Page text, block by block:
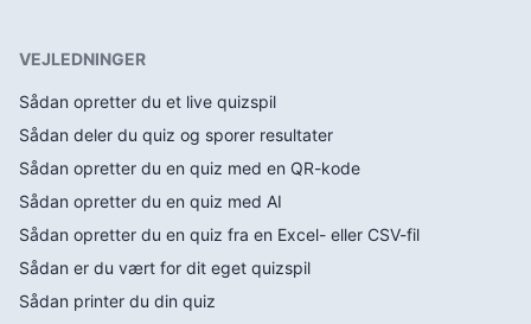
VEJLEDNINGER
Sådan opretter du et live quizspil
Sådan deler du quiz og sporer resultater
Sådan opretter du en quiz med en QR-kode
Sådan opretter du en quiz med AI
Sådan opretter du en quiz fra en Excel- eller CSV-fil
Sådan er du vært for dit eget quizspil
Sådan printer du din quiz